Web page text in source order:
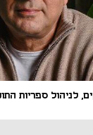
לניהול ספריות